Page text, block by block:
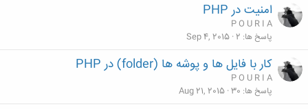
امنیت در PHP
P O U R I A
پاسخ ها 2
Sep 4, 2015
کار با فایل ها و پوشه ها (folder) در PHP
P O U R I A
پاسخ ها 30
Aug 21, 2015